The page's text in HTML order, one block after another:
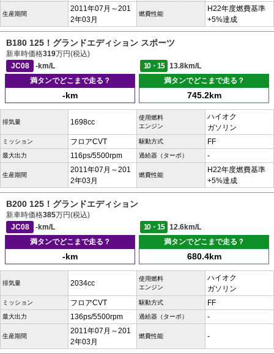
生産期間
2011年07月～201
2年03月
燃費性能
H22年度燃費基準
+5%達成
B180 125！グランドエディション スポーツ
新車時価格319万円(税込)
JC08
-km/L 10・15
13.8km/L
満タンでどこまで走る？
-km
満タンでどこまで走る？
745.2km
排気量 1698cc
使用燃料
エンジン
ハイオク
ガソリン
ミッション フロアCVT 駆動方式 FF
最大出力 116ps/5500rpm 過給器（ターボ） -
生産期間
2011年07月～201
2年03月
燃費性能
H22年度燃費基準
+5%達成
B200 125！グランドエディション
新車時価格385万円(税込)
JC08
-km/L 10・15
12.6km/L
満タンでどこまで走る？
-km
満タンでどこまで走る？
680.4km
排気量 2034cc
使用燃料
エンジン
ハイオク
ガソリン
ミッション フロアCVT 駆動方式 FF
最大出力 136ps/5500rpm 過給器（ターボ） -
生産期間
2011年07月～201
2年03月
燃費性能 -